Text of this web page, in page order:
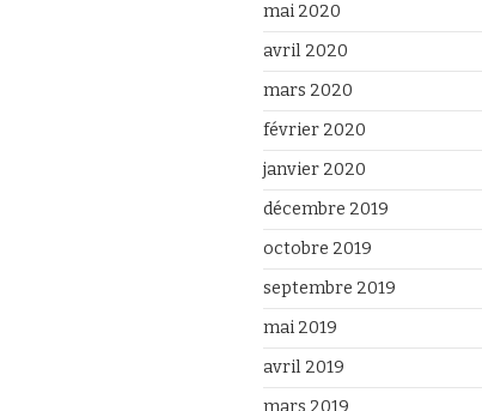
mai 2020
avril 2020
mars 2020
février 2020
janvier 2020
décembre 2019
octobre 2019
septembre 2019
mai 2019
avril 2019
mars 2019